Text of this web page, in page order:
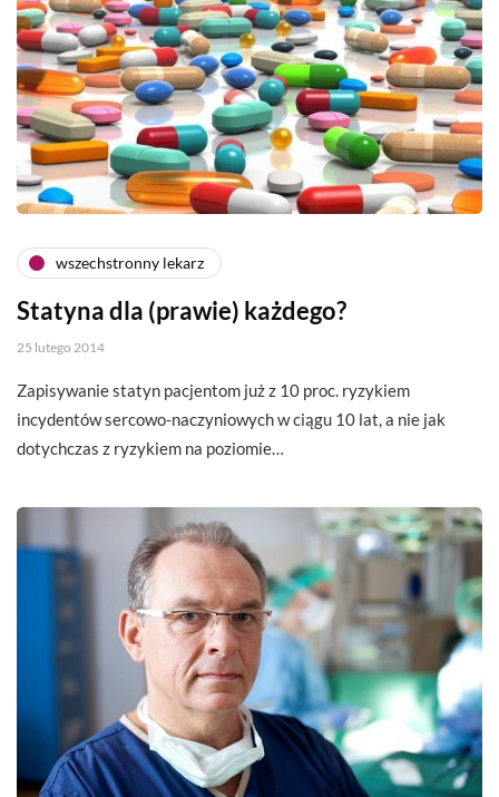
wszechstronny lekarz
Statyna dla (prawie) każdego?
25 lutego 2014
Zapisywanie statyn pacjentom już z 10 proc. ryzykiem
incydentów sercowo-naczyniowych w ciągu 10 lat, a nie jak
dotychczas z ryzykiem na poziomie…